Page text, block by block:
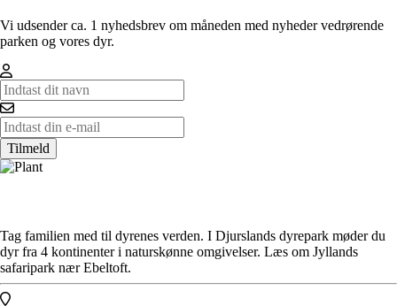
Vi udsender ca. 1 nyhedsbrev om måneden med nyheder vedrørende
parken og vores dyr.
Tilmeld
Tag familien med til dyrenes verden. I Djurslands dyrepark møder du
dyr fra 4 kontinenter i naturskønne omgivelser. Læs om Jyllands
safaripark nær Ebeltoft.